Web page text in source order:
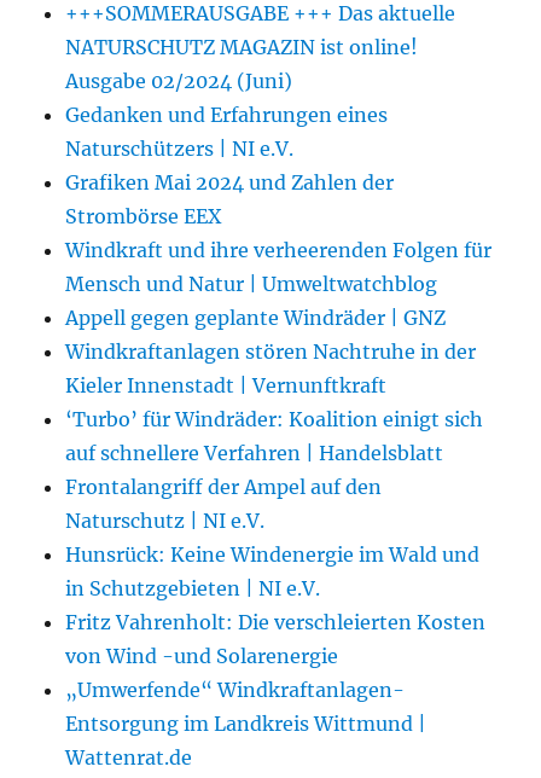
+++SOMMERAUSGABE +++ Das aktuelle
NATURSCHUTZ MAGAZIN ist online!
Ausgabe 02/2024 (Juni)
Gedanken und Erfahrungen eines
Naturschützers | NI e.V.
Grafiken Mai 2024 und Zahlen der
Strombörse EEX
Windkraft und ihre verheerenden Folgen für
Mensch und Natur | Umweltwatchblog
Appell gegen geplante Windräder | GNZ
Windkraftanlagen stören Nachtruhe in der
Kieler Innenstadt | Vernunftkraft
‘Turbo’ für Windräder: Koalition einigt sich
auf schnellere Verfahren | Handelsblatt
Frontalangriff der Ampel auf den
Naturschutz | NI e.V.
Hunsrück: Keine Windenergie im Wald und
in Schutzgebieten | NI e.V.
Fritz Vahrenholt: Die verschleierten Kosten
von Wind -und Solarenergie
„Umwerfende“ Windkraftanlagen-
Entsorgung im Landkreis Wittmund |
Wattenrat.de